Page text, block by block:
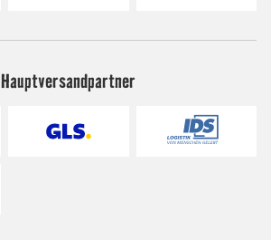
Hauptversandpartner